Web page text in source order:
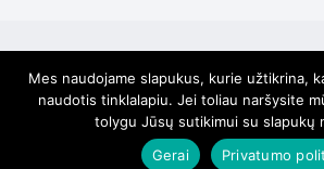
2025 Marija May Visos teisės
MB „Gyva kalba“, 305813637, J.
Vilnius
Mes naudojame slapukus, kurie užtikrina,
naudotis tinklalapiu. Jei toliau naršysite
tolygu Jūsų sutikimui su slapukų
Gerai
Privatumo